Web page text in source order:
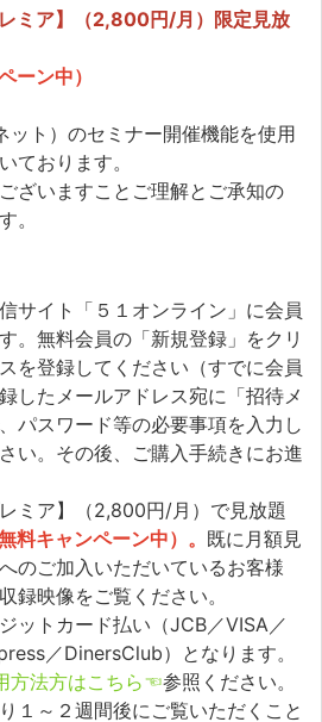
ミア】（2,800円/月）限定見放
ーン中）
ット）のセミナー開催機能を使用
ております。
ざいますことご理解とご承知の
。
サイト「５１オンライン」に会員
。無料会員の「新規登録」をクリ
を登録してください（すでに会員
したメールアドレス宛に「招待メ
パスワード等の必要事項を入力し
い。その後、ご購入手続きにお進
ミア】（2,800円/月）で見放題
料キャンペーン中）。 既に月額見
のご加入いただいているお客様
録映像をご覧ください。
ットカード払い（JCB／VISA／
／DinersClub）となります。
方法方はこちら☜参照ください。
１～２週間後にご覧いただくこと